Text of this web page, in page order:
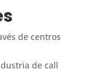
de centros
de call